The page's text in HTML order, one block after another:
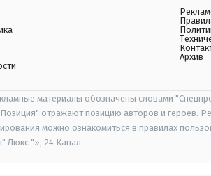
Архив
материалы обозначены словами
отражают позицию авторов и героев.
можно ознакомиться в правилах
Люкс "», 24 Канал.